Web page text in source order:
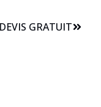
DEVIS GRATUIT